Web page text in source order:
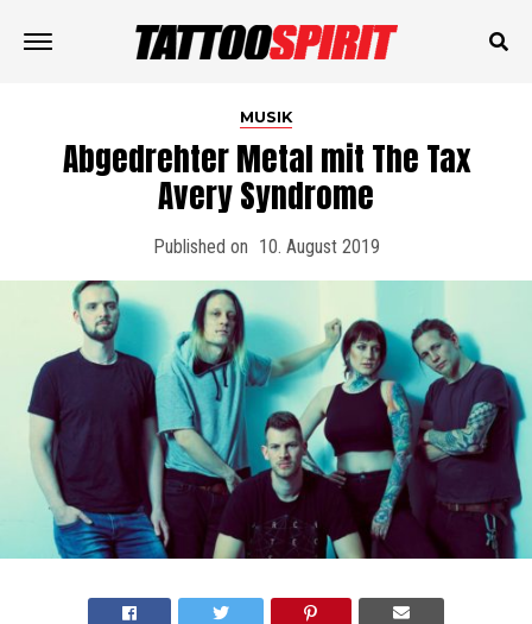
MUSIK
Abgedrehter Metal mit The Tax
Avery Syndrome
Published on 10. August 2019